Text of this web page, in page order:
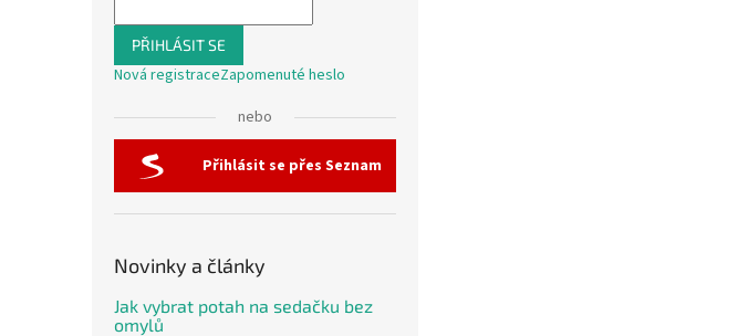
PŘIHLÁSIT SE
Nová registraceZapomenuté heslo
nebo
Přihlásit se přes Seznam
Novinky a články
Jak vybrat potah na sedačku bez
omylů